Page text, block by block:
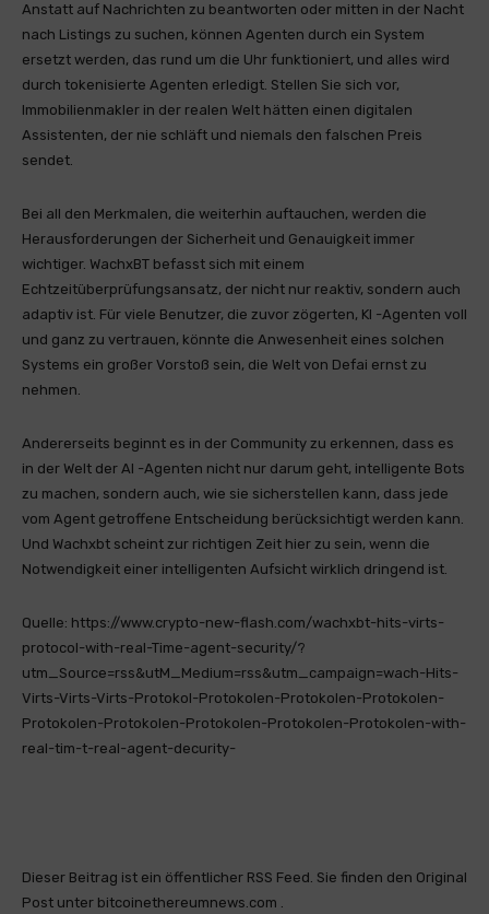
Anstatt auf Nachrichten zu beantworten oder mitten in der Nacht
nach Listings zu suchen, können Agenten durch ein System
ersetzt werden, das rund um die Uhr funktioniert, und alles wird
durch tokenisierte Agenten erledigt. Stellen Sie sich vor,
Immobilienmakler in der realen Welt hätten einen digitalen
Assistenten, der nie schläft und niemals den falschen Preis
sendet.
Bei all den Merkmalen, die weiterhin auftauchen, werden die
Herausforderungen der Sicherheit und Genauigkeit immer
wichtiger. WachxBT befasst sich mit einem
Echtzeitüberprüfungsansatz, der nicht nur reaktiv, sondern auch
adaptiv ist. Für viele Benutzer, die zuvor zögerten, KI -Agenten voll
und ganz zu vertrauen, könnte die Anwesenheit eines solchen
Systems ein großer Vorstoß sein, die Welt von Defai ernst zu
nehmen.
Andererseits beginnt es in der Community zu erkennen, dass es
in der Welt der AI -Agenten nicht nur darum geht, intelligente Bots
zu machen, sondern auch, wie sie sicherstellen kann, dass jede
vom Agent getroffene Entscheidung berücksichtigt werden kann.
Und Wachxbt scheint zur richtigen Zeit hier zu sein, wenn die
Notwendigkeit einer intelligenten Aufsicht wirklich dringend ist.
Quelle: https://www.crypto-new-flash.com/wachxbt-hits-virts-
protocol-with-real-Time-agent-security/?
utm_Source=rss&utM_Medium=rss&utm_campaign=wach-Hits-
Virts-Virts-Virts-Protokol-Protokolen-Protokolen-Protokolen-
Protokolen-Protokolen-Protokolen-Protokolen-Protokolen-with-
real-tim-t-real-agent-decurity-
Dieser Beitrag ist ein öffentlicher RSS Feed. Sie finden den Original
Post unter bitcoinethereumnews.com .